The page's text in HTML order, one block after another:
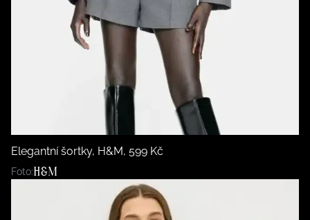
Elegantní šortky, H&M, 599 Kč
Foto:H&M